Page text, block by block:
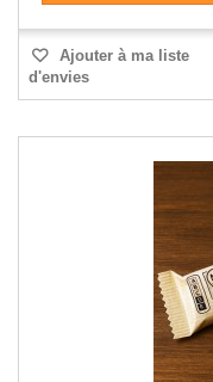
Ajouter à ma liste
d'envies